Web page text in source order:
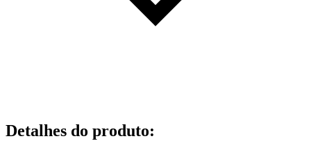
Detalhes do produto: